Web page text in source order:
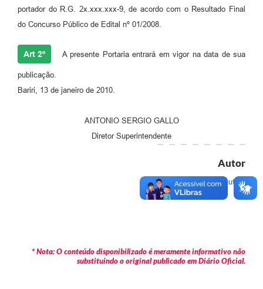
portador do R.G. 2x.xxx.xxx-9, de acordo com o Resultado Final
do Concurso Público de Edital nº 01/2008.
Art 2º A presente Portaria entrará em vigor na data de sua
publicação.
Bariri, 13 de janeiro de 2010.
ANTONIO SERGIO GALLO
Diretor Superintendente
Autor
Executivo
* Nota: O conteúdo disponibilizado é meramente informativo não
substituindo o original publicado em Diário Oficial.